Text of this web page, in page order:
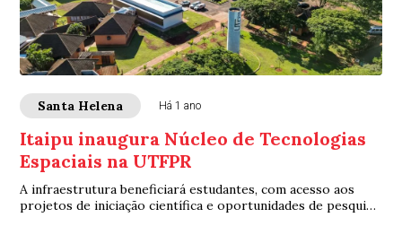
Santa Helena Há 1 ano
Itaipu inaugura Núcleo de Tecnologias
Espaciais na UTFPR
A infraestrutura beneficiará estudantes, com acesso aos
projetos de iniciação científica e oportunidades de pesquisa,